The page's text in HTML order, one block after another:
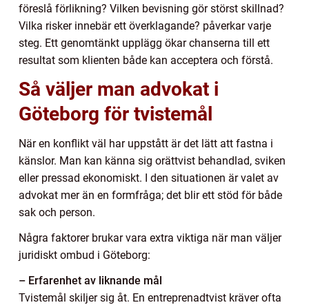
föreslå förlikning? Vilken bevisning gör störst skillnad?
Vilka risker innebär ett överklagande? påverkar varje
steg. Ett genomtänkt upplägg ökar chanserna till ett
resultat som klienten både kan acceptera och förstå.
Så väljer man advokat i
Göteborg för tvistemål
När en konflikt väl har uppstått är det lätt att fastna i
känslor. Man kan känna sig orättvist behandlad, sviken
eller pressad ekonomiskt. I den situationen är valet av
advokat mer än en formfråga; det blir ett stöd för både
sak och person.
Några faktorer brukar vara extra viktiga när man väljer
juridiskt ombud i Göteborg:
– Erfarenhet av liknande mål
Tvistemål skiljer sig åt. En entreprenadtvist kräver ofta